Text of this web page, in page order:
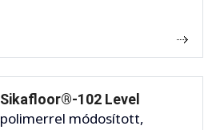
Sikafloor®-102 Level
polimerrel módosított,